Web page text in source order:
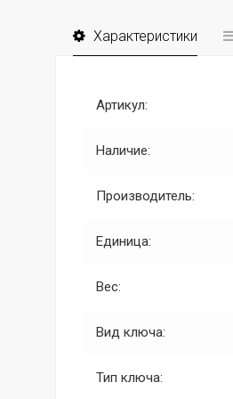
Характеристики
Артикул:
Наличие:
Производитель:
Единица:
Вес:
Вид ключа:
Тип ключа: